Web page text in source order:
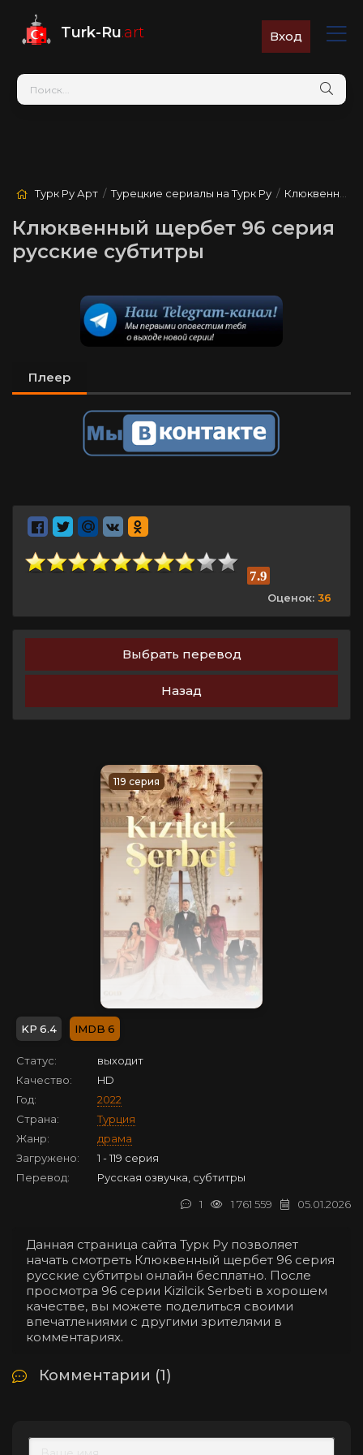
Turk-Ru.art Вход
Турк Ру Арт /Турецкие сериалы на Турк Ру / Клюквенный щербет
Клюквенный щербет 96 серия
русские субтитры
Плеер
7.9
Оценок: 36
Выбрать перевод
Назад
119 серия
6.4 6
Статус:
выходит
Качество:
HD
Год:
2022
Страна:
Турция
Жанр:
драма
Загружено:
1 - 119 серия
Перевод:
Русская озвучка, субтитры
05.01.2026
1 761 559
1
Данная страница сайта Турк Ру позволяет
начать смотреть Клюквенный щербет 96 серия
русские субтитры онлайн бесплатно. После
просмотра 96 серии Kizilcik Serbeti в хорошем
качестве, вы можете поделиться своими
впечатлениями с другими зрителями в
комментариях.
Комментарии (1)